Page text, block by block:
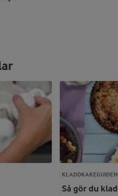
KLADDKAKEGUIDEN
Så gör du